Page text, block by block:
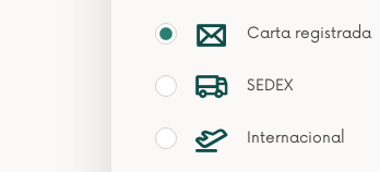
Carta registrada
SEDEX
Internacional